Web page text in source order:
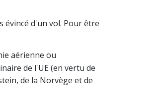
évincé d'un vol. Pour être
aérienne ou
de l'UE (en vertu de
de la Norvège et de